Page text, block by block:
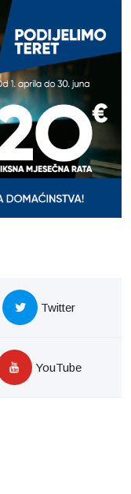
Twitter
YouTube